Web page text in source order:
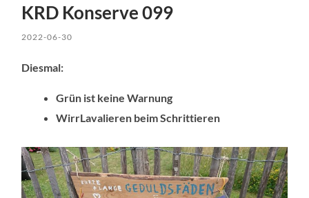
KRD Konserve 099
2022-06-30
Diesmal:
Grün ist keine Warnung
WirrLavalieren beim Schrittieren